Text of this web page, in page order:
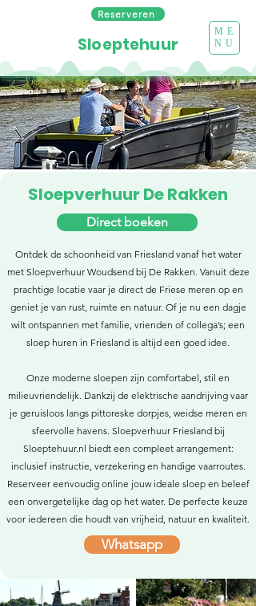
Reserveren
ME
NU
Sloeptehuur
Sloepverhuur De Rakken
Direct boeken
Ontdek de schoonheid van Friesland vanaf het water
met Sloepverhuur Woudsend bij De Rakken. Vanuit deze
prachtige locatie vaar je direct de Friese meren op en
geniet je van rust, ruimte en natuur. Of je nu een dagje
wilt ontspannen met familie, vrienden of collega’s; een
sloep huren in Friesland is altijd een goed idee.
Onze moderne sloepen zijn comfortabel, stil en
milieuvriendelijk. Dankzij de elektrische aandrijving vaar
je geruisloos langs pittoreske dorpjes, weidse meren en
sfeervolle havens. Sloepverhuur Friesland bij
Sloeptehuur.nl biedt een compleet arrangement:
inclusief instructie, verzekering en handige vaarroutes.
Reserveer eenvoudig online jouw ideale sloep en beleef
een onvergetelijke dag op het water. De perfecte keuze
voor iedereen die houdt van vrijheid, natuur en kwaliteit.
Whatsapp